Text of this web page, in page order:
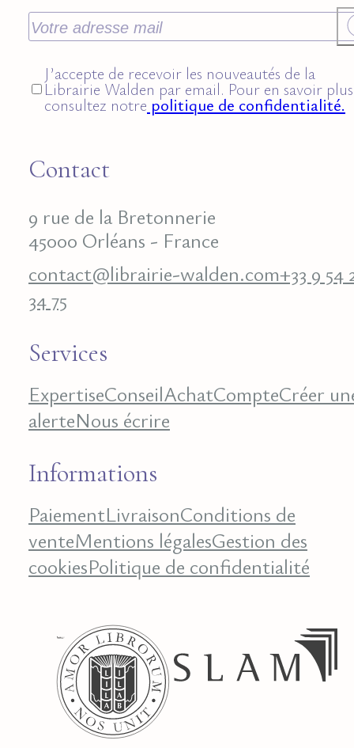
J’accepte de recevoir les nouveautés de la
Librairie Walden par email. Pour en savoir
consultez notre politique de confidentialité.
Contact
9 rue de la Bretonnerie
45000 Orléans - France
contact@librairie-walden.com+33 9 54
34 75
Services
ExpertiseConseilAchatCompteCréer
alerteNous écrire
Informations
PaiementLivraisonConditions de
venteMentions légalesGestion des
cookiesPolitique de confidentialité